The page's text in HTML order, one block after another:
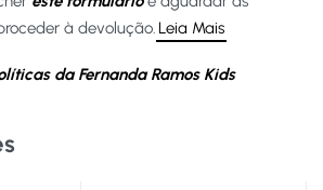
à devolução.Leia Mais
da Fernanda Ramos Kids